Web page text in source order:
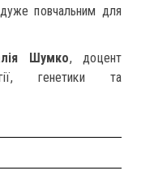
повчальним для
Шумко, доцент
генетики та